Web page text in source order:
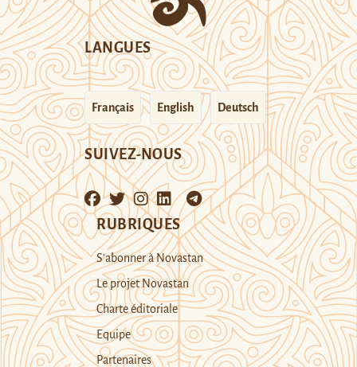
LANGUES
Français English Deutsch
SUIVEZ-NOUS
RUBRIQUES
S’abonner à Novastan
Le projet Novastan
Charte éditoriale
Equipe
Partenaires